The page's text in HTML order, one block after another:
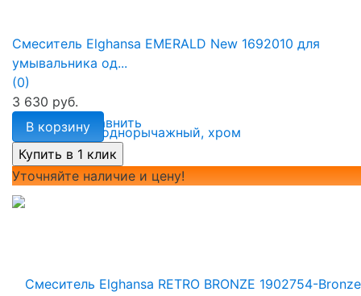
избранное сравнить
Смеситель Elghansa EMERALD New 1692010 для
умывальника од...
(0)
3 630 руб.
В корзину
Уточняйте наличие и цену!